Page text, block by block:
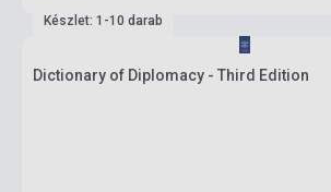
Készlet: 1-10 darab
Dictionary of Diplomacy - Third Edition